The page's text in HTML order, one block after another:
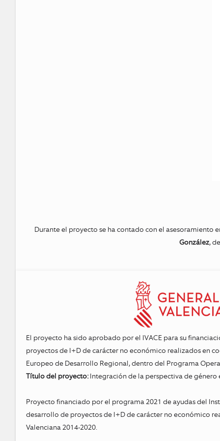
Durante el proyecto se ha contado con el
González,
El proyecto ha sido aprobado por el IVACE para su
proyectos de I+D de carácter no económico realizados en
Europeo de Desarrollo Regional, dentro del Programa
Título del proyecto:Integración de la perspectiva de género
Proyecto financiado por el programa 2021 de ayudas del
desarrollo de proyectos de I+D de carácter no económico
Valenciana 2014-2020.